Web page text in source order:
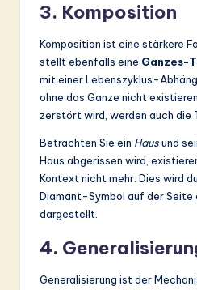
3. Komposition
Komposition ist eine stärkere
stellt ebenfalls eine Ganzes-
mit einer Lebenszyklus-
ohne das Ganze nicht
zerstört wird, werden auch die
Betrachten Sie ein Hausund
Haus abgerissen wird,
Kontext nicht mehr. Dies wird
Diamant-Symbol auf der Seite
dargestellt.
4.
Generalisierung ist der